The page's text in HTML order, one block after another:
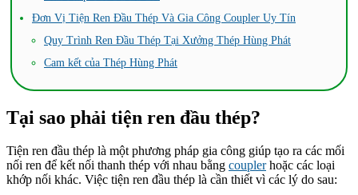
Đơn Vị Tiện Ren Đầu Thép Và Gia Công Coupler Uy Tín
Quy Trình Ren Đầu Thép Tại Xưởng Thép Hùng Phát
Cam kết của Thép Hùng Phát
Tại sao phải tiện ren đầu thép?
Tiện ren đầu thép là một phương pháp gia công giúp tạo ra các mối
nối ren để kết nối thanh thép với nhau bằng couplerhoặc các loại
khớp nối khác. Việc tiện ren đầu thép là cần thiết vì các lý do sau: